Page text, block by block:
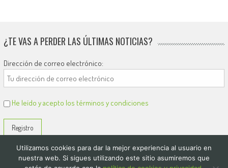
¿TE VAS A PERDER LAS ÚLTIMAS NOTICIAS?
Dirección de correo electrónico:
He leído y acepto los términos y condiciones
Utilizamos cookies para dar la mejor experiencia al usuario en
nuestra web. Si sigues utilizando este sitio asumiremos que